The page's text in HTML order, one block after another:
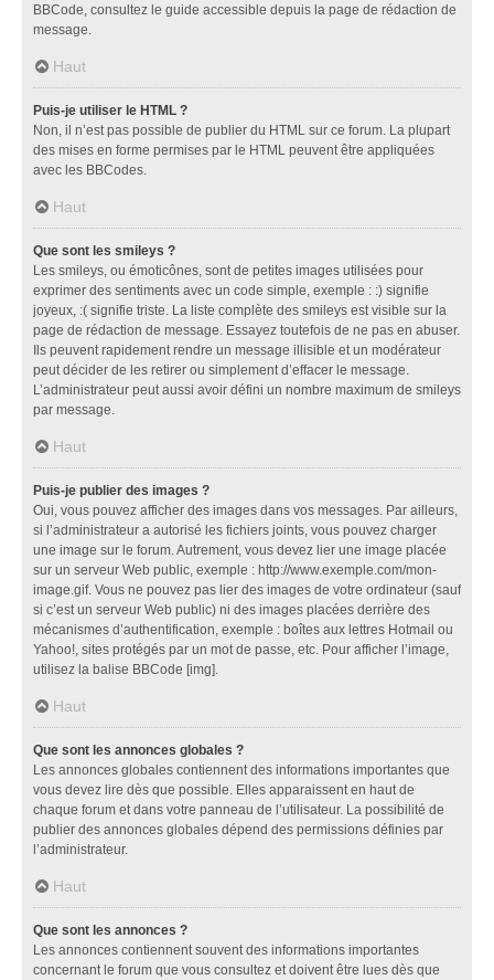
BBCode, consultez le guide accessible depuis la page de rédaction de
message.
Haut
Puis-je utiliser le HTML ?
Non, il n’est pas possible de publier du HTML sur ce forum. La plupart
des mises en forme permises par le HTML peuvent être appliquées
avec les BBCodes.
Haut
Que sont les smileys ?
Les smileys, ou émoticônes, sont de petites images utilisées pour
exprimer des sentiments avec un code simple, exemple : :) signifie
joyeux, :( signifie triste. La liste complète des smileys est visible sur la
page de rédaction de message. Essayez toutefois de ne pas en abuser.
Ils peuvent rapidement rendre un message illisible et un modérateur
peut décider de les retirer ou simplement d’effacer le message.
L’administrateur peut aussi avoir défini un nombre maximum de smileys
par message.
Haut
Puis-je publier des images ?
Oui, vous pouvez afficher des images dans vos messages. Par ailleurs,
si l’administrateur a autorisé les fichiers joints, vous pouvez charger
une image sur le forum. Autrement, vous devez lier une image placée
sur un serveur Web public, exemple : http://www.exemple.com/mon-
image.gif. Vous ne pouvez pas lier des images de votre ordinateur (sauf
si c’est un serveur Web public) ni des images placées derrière des
mécanismes d’authentification, exemple : boîtes aux lettres Hotmail ou
Yahoo!, sites protégés par un mot de passe, etc. Pour afficher l’image,
utilisez la balise BBCode [img].
Haut
Que sont les annonces globales ?
Les annonces globales contiennent des informations importantes que
vous devez lire dès que possible. Elles apparaissent en haut de
chaque forum et dans votre panneau de l’utilisateur. La possibilité de
publier des annonces globales dépend des permissions définies par
l’administrateur.
Haut
Que sont les annonces ?
Les annonces contiennent souvent des informations importantes
concernant le forum que vous consultez et doivent être lues dès que